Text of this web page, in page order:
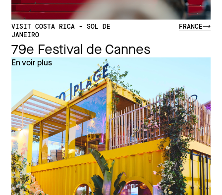
VISIT COSTA RICA - SOL DE
JANEIRO
FRANCE
79e Festival de Cannes
En voir plus